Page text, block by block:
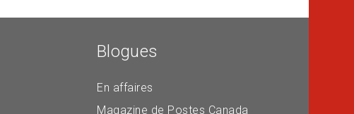
Blogues
En affaires
Magazine de Postes Canada